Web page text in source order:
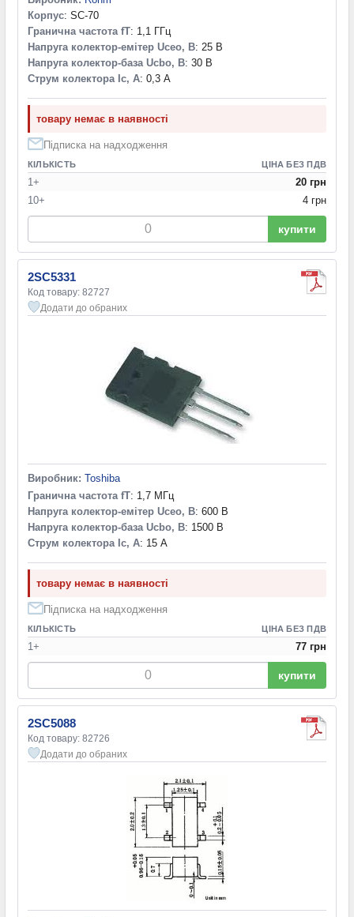
Корпус: SC-70
Гранична частота fT: 1,1 ГГц
Напруга колектор-емітер Uceo, В: 25 В
Напруга колектор-база Ucbo, В: 30 В
Струм колектора Ic, А: 0,3 А
товару немає в наявності
Підписка на надходження
КІЛЬКІСТЬ ЦІНА БЕЗ ПДВ
1+
20 грн
10+
4 грн
купити
2SC5331
Код товару: 82727
Додати до обраних
Виробник: Toshiba
Гранична частота fT: 1,7 МГц
Напруга колектор-емітер Uceo, В: 600 В
Напруга колектор-база Ucbo, В: 1500 В
Струм колектора Ic, А: 15 А
товару немає в наявності
Підписка на надходження
КІЛЬКІСТЬ ЦІНА БЕЗ ПДВ
1+ 77 грн
купити
2SC5088
Код товару: 82726
Додати до обраних